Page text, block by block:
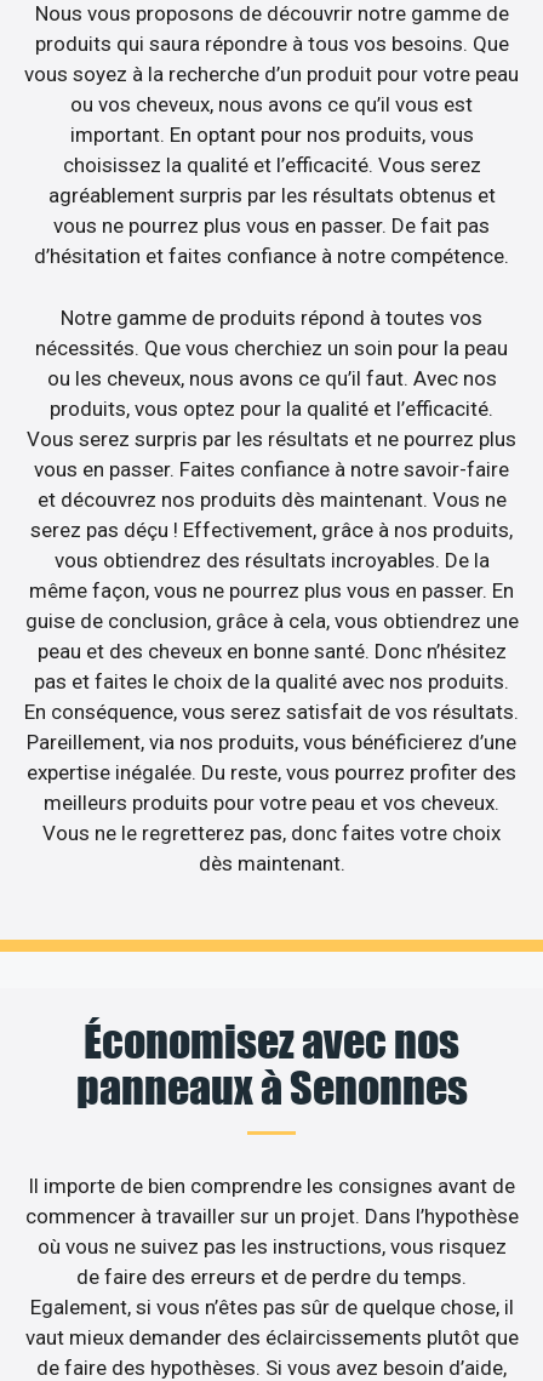
Nous vous proposons de découvrir notre gamme de
produits qui saura répondre à tous vos besoins. Que
vous soyez à la recherche d’un produit pour votre peau
ou vos cheveux, nous avons ce qu’il vous est
important. En optant pour nos produits, vous
choisissez la qualité et l’efficacité. Vous serez
agréablement surpris par les résultats obtenus et
vous ne pourrez plus vous en passer. De fait pas
d’hésitation et faites confiance à notre compétence.
Notre gamme de produits répond à toutes vos
nécessités. Que vous cherchiez un soin pour la peau
ou les cheveux, nous avons ce qu’il faut. Avec nos
produits, vous optez pour la qualité et l’efficacité.
Vous serez surpris par les résultats et ne pourrez plus
vous en passer. Faites confiance à notre savoir-faire
et découvrez nos produits dès maintenant. Vous ne
serez pas déçu ! Effectivement, grâce à nos produits,
vous obtiendrez des résultats incroyables. De la
même façon, vous ne pourrez plus vous en passer. En
guise de conclusion, grâce à cela, vous obtiendrez une
peau et des cheveux en bonne santé. Donc n’hésitez
pas et faites le choix de la qualité avec nos produits.
En conséquence, vous serez satisfait de vos résultats.
Pareillement, via nos produits, vous bénéficierez d’une
expertise inégalée. Du reste, vous pourrez profiter des
meilleurs produits pour votre peau et vos cheveux.
Vous ne le regretterez pas, donc faites votre choix
dès maintenant.
Économisez avec nos
panneaux à Senonnes
Il importe de bien comprendre les consignes avant de
commencer à travailler sur un projet. Dans l’hypothèse
où vous ne suivez pas les instructions, vous risquez
de faire des erreurs et de perdre du temps.
Egalement, si vous n’êtes pas sûr de quelque chose, il
vaut mieux demander des éclaircissements plutôt que
de faire des hypothèses. Si vous avez besoin d’aide,